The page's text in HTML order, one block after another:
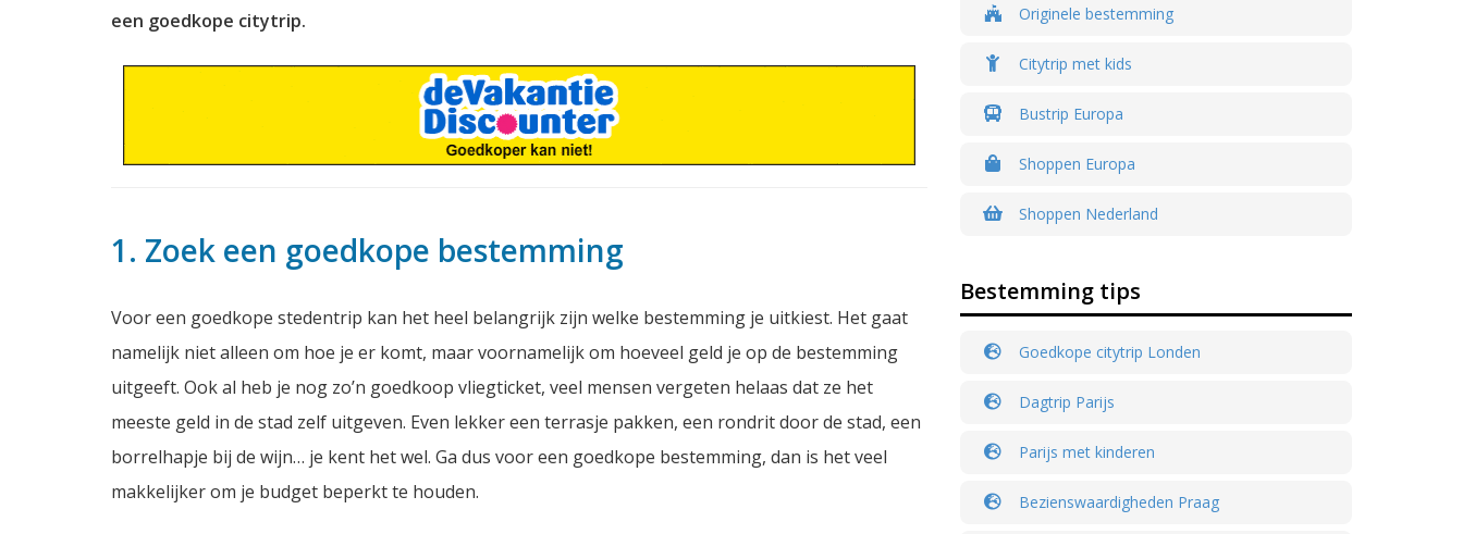
een goedkope citytrip.
1. Zoek een goedkope bestemming
Voor een goedkope stedentrip kan het heel belangrijk zijn welke bestemming je uitkiest. Het gaat
namelijk niet alleen om hoe je er komt, maar voornamelijk om hoeveel geld je op de bestemming
uitgeeft. Ook al heb je nog zo’n goedkoop vliegticket, veel mensen vergeten helaas dat ze het
meeste geld in de stad zelf uitgeven. Even lekker een terrasje pakken, een rondrit door de stad, een
borrelhapje bij de wijn… je kent het wel. Ga dus voor een goedkope bestemming, dan is het veel
makkelijker om je budget beperkt te houden.
Originele bestemming
Citytrip met kids
Bustrip Europa
Shoppen Europa
Shoppen Nederland
Bestemming tips
Goedkope citytrip Londen
Dagtrip Parijs
Parijs met kinderen
Bezienswaardigheden Praag